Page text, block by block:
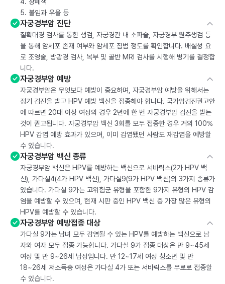
5. 불임과 우울 등
자궁경부암 진단
질확대경 검사를 통한 생검, 자궁경관 내 소파술, 자궁경부 원추생검 등
을 통해 암세포 존재 여부와 암세포 침범 정도를 확인합니다. 배설성 요
로 조영술, 방광경 검사, 복부 및 골반 MRI 검사를 시행해 병기를 결정합
니다.
자궁경부암 예방
자궁경부암은 무엇보다 예방이 중요하며, 자궁경부암 예방을 위해서는
정기 검진을 받고 HPV 예방 백신을 접종해야 합니다. 국가암검진권고안
에 따르면 20대 이상 여성의 경우 2년에 한 번 자궁경부암 검진을 받는
것이 권고됩니다. 자궁경부암 백신 3회를 모두 접종한 경우 거의 100%
HPV 감염 예방 효과가 있으며, 이미 감염됐던 사람도 재감염을 예방할
수 있습니다.
자궁경부암 백신 종류
자궁경부암 백신은 HPV를 예방하는 백신으로 서바릭스(2가 HPV 백
신), 가다실4(4가 HPV 백신), 가다실9(9가 HPV 백신)의 3가지 종류가
있습니다. 가다실 9가는 고위험군 유형을 포함한 9가지 유형의 HPV 감
염을 예방할 수 있으며, 현재 시판 중인 HPV 백신 중 가장 많은 유형의
HPV를 예방할 수 있습니다.
자궁경부암 예방접종 대상
가다실 9가는 남녀 모두 감염될 수 있는 HPV를 예방하는 백신으로 남
자와 여자 모두 접종 가능합니다. 가다실 9가 접종 대상은 만 9~45세
여성 및 만 9~26세 남성입니다. 만 12~17세 여성 청소년 및 만
18~26세 저소득층 여성은 가다실 4가 또는 서바릭스를 무료로 접종할
수 있습니다.